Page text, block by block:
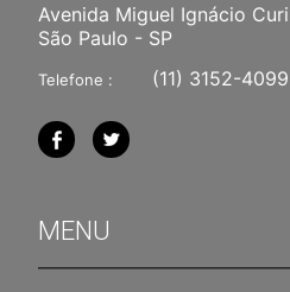
Avenida Miguel Ignácio
São Paulo - SP
Telefone : (11) 3152-4099
MENU